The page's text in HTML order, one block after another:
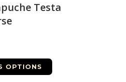
Testa
OPTIONS
Ce
produit